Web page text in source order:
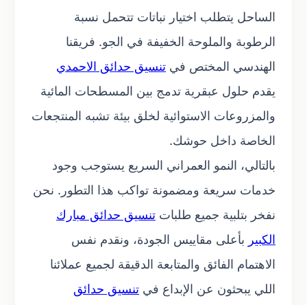
الساحل يتطلب اختيار نباتات تتحمل نسبة
الرطوبة والملوحة الخفيفة في الجو. فريقنا
الهندسي المختص في تنسيق حدائق الاحمدي
يقدم حلول عبقرية تدمج بين المسطحات المائية
والمزروعات الاستوائية لخلق بيئة تشبه المنتجعات
الخاصة داخل حوشك.
بالتالي، النمو العمراني السريع يستوجب وجود
خدمات سريعة ومضمونة تواكب هذا التطور. نحن
نفخر بتلبية جميع طلبات تنسيق حدائق مبارك
الكبير بأعلى مقاييس الجودة، ونقدم نفس
الاهتمام الفائق والمتابعة الدقيقة لجميع عملائنا
اللي يبحثون عن الإبداع في تنسيق حدائق